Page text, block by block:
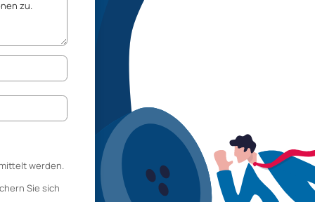
werden.
Sie sich